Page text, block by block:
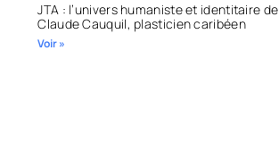
JTA : l’univers humaniste et identitaire de
Claude Cauquil, plasticien caribéen
Voir »